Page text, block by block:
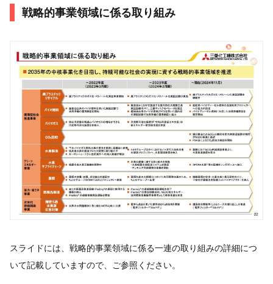
戦略的事業領域に係る取り組み
スライドには、戦略的事業領域に係る一連の取り組みの詳細につ
いて記載していますので、ご参照ください。